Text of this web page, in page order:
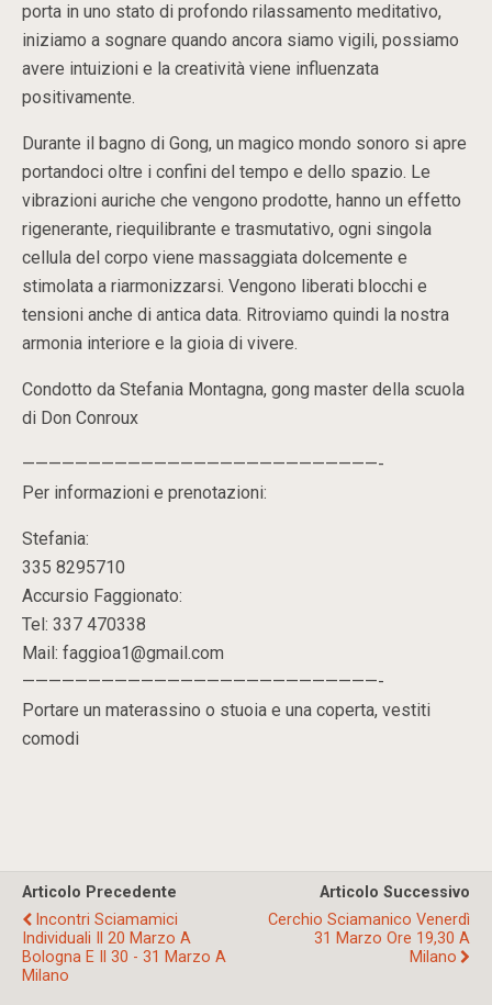
porta in uno stato di profondo rilassamento meditativo,
iniziamo a sognare quando ancora siamo vigili, possiamo
avere intuizioni e la creatività viene influenzata
positivamente.
Durante il bagno di Gong, un magico mondo sonoro si apre
portandoci oltre i confini del tempo e dello spazio. Le
vibrazioni auriche che vengono prodotte, hanno un effetto
rigenerante, riequilibrante e trasmutativo, ogni singola
cellula del corpo viene massaggiata dolcemente e
stimolata a riarmonizzarsi. Vengono liberati blocchi e
tensioni anche di antica data. Ritroviamo quindi la nostra
armonia interiore e la gioia di vivere.
Condotto da Stefania Montagna, gong master della scuola
di Don Conroux
———————————————————————————-
Per informazioni e prenotazioni:
Stefania:
335 8295710
Accursio Faggionato:
Tel: 337 470338
Mail: faggioa1@gmail.com
———————————————————————————-
Portare un materassino o stuoia e una coperta, vestiti
comodi
Articolo Precedente
Incontri Sciamamici
Individuali Il 20 Marzo A
Bologna E Il 30 - 31 Marzo A
Milano
Articolo Successivo
Cerchio Sciamanico Venerdì
31 Marzo Ore 19,30 A
Milano